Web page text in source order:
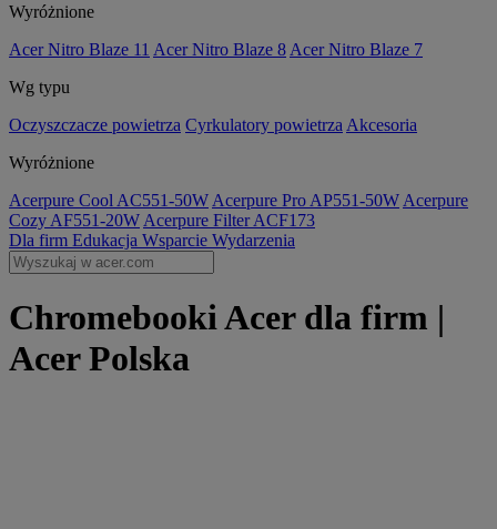
Wyróżnione
Acer Nitro Blaze 11 Acer Nitro Blaze 8 Acer Nitro Blaze 7
Wg typu
Oczyszczacze powietrza Cyrkulatory powietrza Akcesoria
Wyróżnione
Acerpure Cool AC551-50W Acerpure Pro AP551-50W Acerpure
Cozy AF551-20W Acerpure Filter ACF173
Dla firm Edukacja Wsparcie Wydarzenia
Chromebooki Acer dla firm |
Acer Polska